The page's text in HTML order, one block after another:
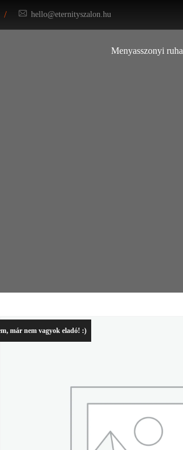
/ hello@eternityszalon.hu
Menyasszonyi ruha
már nem vagyok eladó! :)